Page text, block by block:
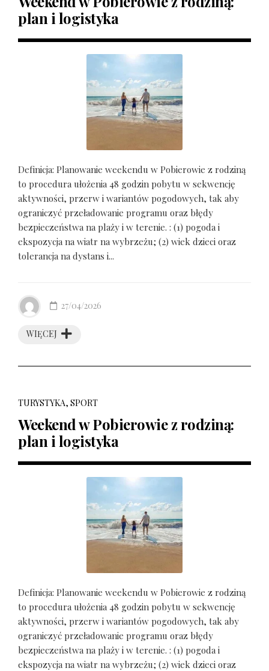
plan i logistyka
Definicja: Planowanie weekendu w Pobierowie z rodziną
to procedura ułożenia 48 godzin pobytu w sekwencję
aktywności, przerw i wariantów pogodowych, tak aby
ograniczyć przeładowanie programu oraz błędy
bezpieczeństwa na plaży i w terenie. : (1) pogoda i
ekspozycja na wiatr na wybrzeżu; (2) wiek dzieci oraz
tolerancja na dystans i...
WIĘCEJ
27/04/2026
TURYSTYKA, SPORT
Weekend w Pobierowie z rodziną:
plan i logistyka
Definicja: Planowanie weekendu w Pobierowie z rodziną
to procedura ułożenia 48 godzin pobytu w sekwencję
aktywności, przerw i wariantów pogodowych, tak aby
ograniczyć przeładowanie programu oraz błędy
bezpieczeństwa na plaży i w terenie. : (1) pogoda i
ekspozycja na wiatr na wybrzeżu; (2) wiek dzieci oraz